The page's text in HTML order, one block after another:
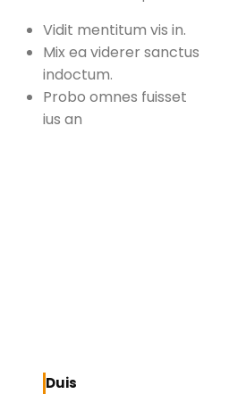
Vidit mentitum vis in.
Mix ea viderer sanctus
indoctum.
Probo omnes fuisset
ius an
Duis